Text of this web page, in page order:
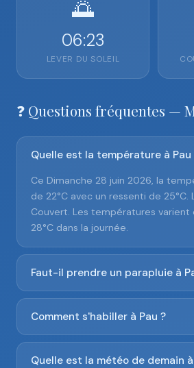
🌅
06:23
LEVER DU SOLEIL
❓ Questions fréquentes —
Quelle est la température à Pau
Ce Dimanche 28 juin 2026, la
de 22°C avec un ressenti de
Couvert. Les températures varient
28°C dans la journée.
Faut-il prendre un parapluie à
Comment s'habiller à Pau ?
Quelle est la météo de demain à